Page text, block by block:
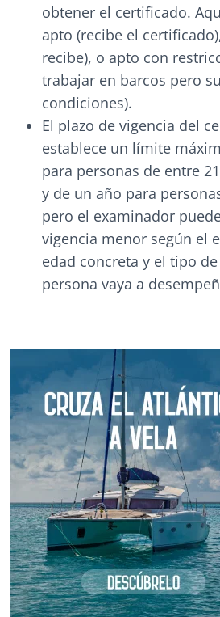
obtener el certificado.
apto (recibe el
recibe), o apto con
trabajar en barcos pero
condiciones).
El plazo de vigencia del
establece un límite
para personas de entre
y de un año para
pero el examinador
vigencia menor según el
edad concreta y el tipo
persona vaya a